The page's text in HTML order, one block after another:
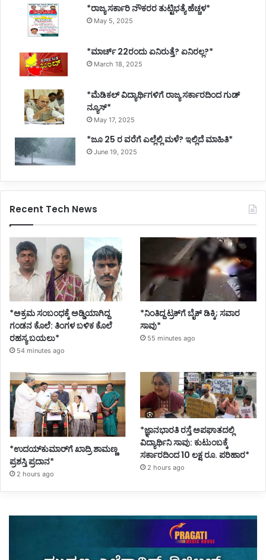
*ರಾಜ್ಯ ಸರ್ಕಾರಿ ನೌಕರರ ತುಟ್ಟಿಭತ್ಯೆ ಹೆಚ್ಚಳ*
May 5, 2025
*ಮಾರ್ಚ್ 22ರಂದು ಏನಿರುತ್ತೆ? ಏನಿರಲ್ಲ?*
March 18, 2025
*ಮೆಡಿಕಲ್ ವಿದ್ಯಾರ್ಥಿಗಳಿಗೆ ರಾಜ್ಯ ಸರ್ಕಾರದಿಂದ ಗುಡ್
ನ್ಯೂಸ್*
May 17, 2025
*ಜೂ 25 ರ ವರೆಗೆ ಎಲ್ಲೆಲ್ಲಿ ಮಳೆ? ಇಲ್ಲಿದೆ ಮಾಹಿತಿ*
June 19, 2025
Recent Tech News
*ಅಕ್ರಮ ಸಂಬಂಧಕ್ಕೆ ಅಡ್ಡಿಯಾಗಿದ್ದ
ಗಂಡನ ಕೊಲೆ: ತಿಂಗಳ ಬಳಿಕ ಕೊಲೆ
ರಹಸ್ಯ ಬಯಲು*
54 minutes ago
*ನಿಂತಿದ್ದ ಟ್ರಕ್‌ಗೆ ಬೈಕ್ ಡಿಕ್ಕಿ; ಸವಾರ
ಸಾವು*
55 minutes ago
*ಉದಯ್‌ಕುಮಾರ್‌ಗೆ ಖಾದ್ರಿ ಶಾಮಣ್ಣ
ಪ್ರಶಸ್ತಿ ಪ್ರದಾನ*
2 hours ago
*ಜ್ಞಾನಭಾರತಿ ರಸ್ತೆ ಅಪಘಾತದಲ್ಲಿ
ವಿದ್ಯಾರ್ಥಿನಿ ಸಾವು: ಕುಟುಂಬಕ್ಕೆ
ಸರ್ಕಾರದಿಂದ 10 ಲಕ್ಷ ರೂ. ಪರಿಹಾರ*
2 hours ago